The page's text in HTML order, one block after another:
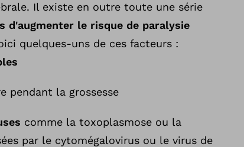
Il existe en outre toute une série
d'augmenter le risque de paralysie
quelques-uns de ces facteurs :
pendant la grossesse
comme la toxoplasmose ou la
par le cytomégalovirus ou le virus de